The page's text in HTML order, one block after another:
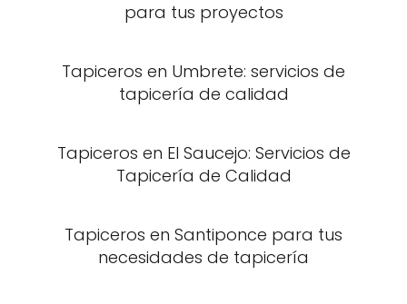
para tus proyectos
Tapiceros en Umbrete: servicios de
tapicería de calidad
Tapiceros en El Saucejo: Servicios de
Tapicería de Calidad
Tapiceros en Santiponce para tus
necesidades de tapicería